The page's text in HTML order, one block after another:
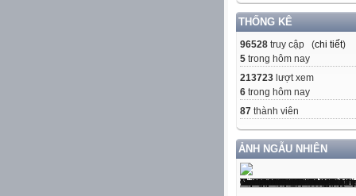
THỐNG KÊ
96528 truy cập (chi tiết)
5 trong hôm nay
213723 lượt xem
6 trong hôm nay
87 thành viên
ẢNH NGẪU NHIÊN